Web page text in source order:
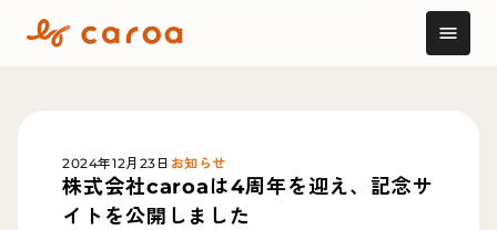
menu
2024年12月23日 お知らせ
株式会社caroaは4周年を迎え、記念サ
イトを公開しました